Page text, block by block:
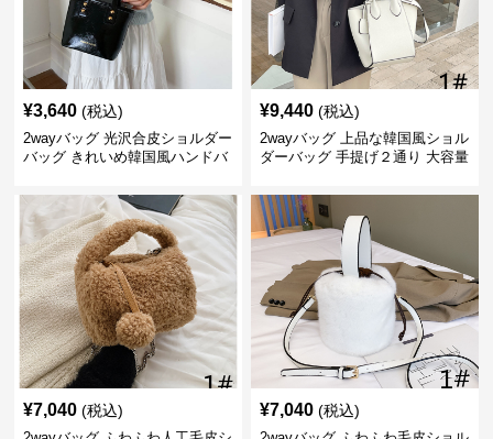
¥3,640 (税込)
2wayバッグ 光沢合皮ショルダー
バッグ きれいめ韓国風ハンドバ
¥9,440 (税込)
2wayバッグ 上品な韓国風ショル
ダーバッグ 手提げ２通り 大容量
¥7,040 (税込) ¥7,040 (税込)